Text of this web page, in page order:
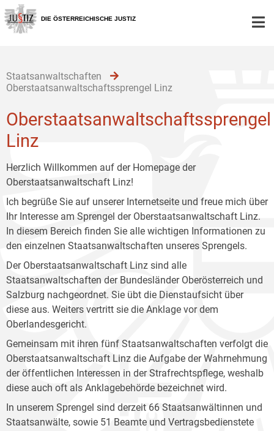
Zur
Hauptnavigation
[1]
Zum
Inhalt
[2]
Zum
Untermenü
[3]
DIE ÖSTERREICHISCHE JUSTIZ
Staatsanwaltschaften
Oberstaatsanwaltschaftssprengel Linz
Oberstaatsanwaltschaftssprengel
Linz
Herzlich Willkommen auf der Homepage der
Oberstaatsanwaltschaft Linz!
Ich begrüße Sie auf unserer Internetseite und freue mich über
Ihr Interesse am Sprengel der Oberstaatsanwaltschaft Linz.
In diesem Bereich finden Sie alle wichtigen Informationen zu
den einzelnen Staatsanwaltschaften unseres Sprengels.
Der Oberstaatsanwaltschaft Linz sind alle
Staatsanwaltschaften der Bundesländer Oberösterreich und
Salzburg nachgeordnet. Sie übt die Dienstaufsicht über
diese aus. Weiters vertritt sie die Anklage vor dem
Oberlandesgericht.
Gemeinsam mit ihren fünf Staatsanwaltschaften verfolgt die
Oberstaatsanwaltschaft Linz die Aufgabe der Wahrnehmung
der öffentlichen Interessen in der Strafrechtspflege, weshalb
diese auch oft als Anklagebehörde bezeichnet wird.
In unserem Sprengel sind derzeit 66 Staatsanwältinnen und
Staatsanwälte, sowie 51 Beamte und Vertragsbedienstete